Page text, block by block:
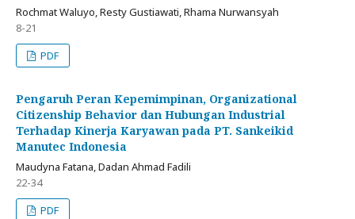
Rochmat Waluyo, Resty Gustiawati, Rhama Nurwansyah
8-21
PDF
Pengaruh Peran Kepemimpinan, Organizational
Citizenship Behavior dan Hubungan Industrial
Terhadap Kinerja Karyawan pada PT. Sankeikid
Manutec Indonesia
Maudyna Fatana, Dadan Ahmad Fadili
22-34
PDF